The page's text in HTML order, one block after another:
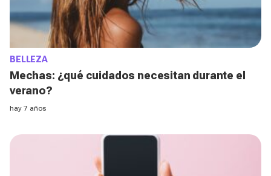
BELLEZA
Mechas: ¿qué cuidados necesitan durante el
verano?
hay 7 años